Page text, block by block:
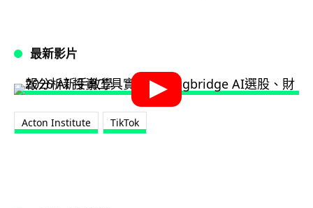
最新影片
Acton Institute TikTok